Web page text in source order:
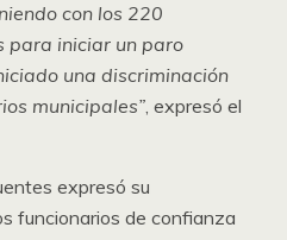
con los 220
para iniciar un paro
una discriminación
municipales”, expresó el
expresó su
funcionarios de confianza